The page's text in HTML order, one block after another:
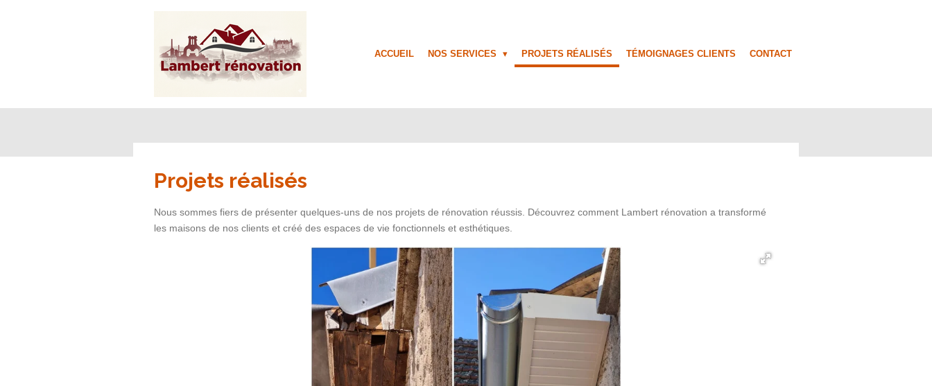
ACCUEIL NOS SERVICES PROJETS RÉALISÉS TÉMOIGNAGES CLIENTS CONTACT
Projets réalisés
Nous sommes fiers de présenter quelques-uns de nos projets de rénovation réussis. Découvrez comment Lambert rénovation a transformé
les maisons de nos clients et créé des espaces de vie fonctionnels et esthétiques.